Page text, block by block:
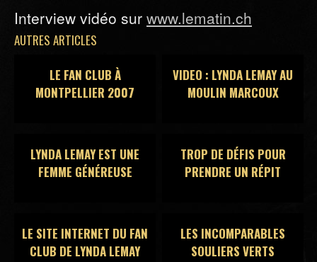
Interview vidéo sur www.lematin.ch
AUTRES ARTICLES
LE FAN CLUB À
MONTPELLIER 2007
VIDEO : LYNDA LEMAY AU
MOULIN MARCOUX
LYNDA LEMAY EST UNE
FEMME GÉNÉREUSE
TROP DE DÉFIS POUR
PRENDRE UN RÉPIT
LE SITE INTERNET DU FAN
CLUB DE LYNDA LEMAY
LES INCOMPARABLES
SOULIERS VERTS